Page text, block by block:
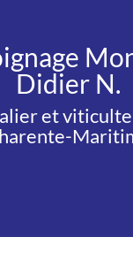
Didier N.
et